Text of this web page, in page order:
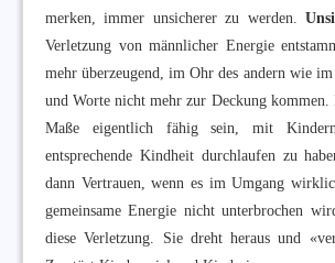
merken, immer unsicherer zu werden.
Verletzung von männlicher Energie
mehr überzeugend, im Ohr des andern wie
und Worte nicht mehr zur Deckung kommen.
Maße eigentlich fähig sein, mit
entsprechende Kindheit durchlaufen zu
dann Vertrauen, wenn es im Umgang
gemeinsame Energie nicht unterbrochen
diese Verletzung. Sie dreht heraus und